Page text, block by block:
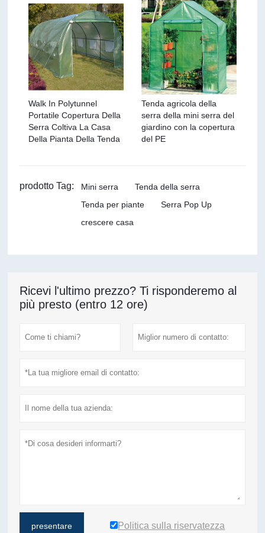
Walk In Polytunnel
Portatile Copertura Della
Serra Coltiva La Casa
Della Pianta Della Tenda
Tenda agricola della
serra della mini serra del
giardino con la copertura
del PE
prodotto Tag: Mini serra
Tenda della serra
Tenda per piante
Serra Pop Up
crescere casa
Ricevi l'ultimo prezzo? Ti risponderemo al
più presto (entro 12 ore)
presentare Politica sulla riservatezza